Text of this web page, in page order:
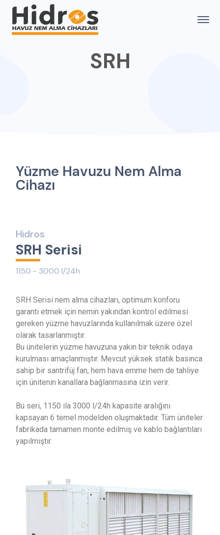
SRH
Yüzme Havuzu Nem Alma
Cihazı
Hidros
SRH Serisi
1150 - 3000 l/24h
SRH Serisi nem alma cihazları, optimum konforu
garanti etmek için nemin yakından kontrol edilmesi
gereken yüzme havuzlarında kullanılmak üzere özel
olarak tasarlanmıştır.
Bu ünitelerin yüzme havuzuna yakın bir teknik odaya
kurulması amaçlanmıştır. Mevcut yüksek statik basınca
sahip bir santrifüj fan, hem hava emme hem de tahliye
için ünitenin kanallara bağlanmasına izin verir.
Bu seri, 1150 ila 3000 l/24h kapasite aralığını
kapsayan 6 temel modelden oluşmaktadır. Tüm üniteler
fabrikada tamamen monte edilmiş ve kablo bağlantıları
yapılmıştır.